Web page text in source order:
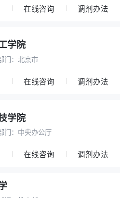
在线咨询 调剂办法
学院
门： 北京市
在线咨询 调剂办法
学院
门： 中央办公厅
在线咨询 调剂办法